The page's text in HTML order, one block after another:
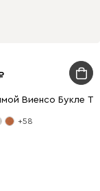
Виенсо Букле
+58